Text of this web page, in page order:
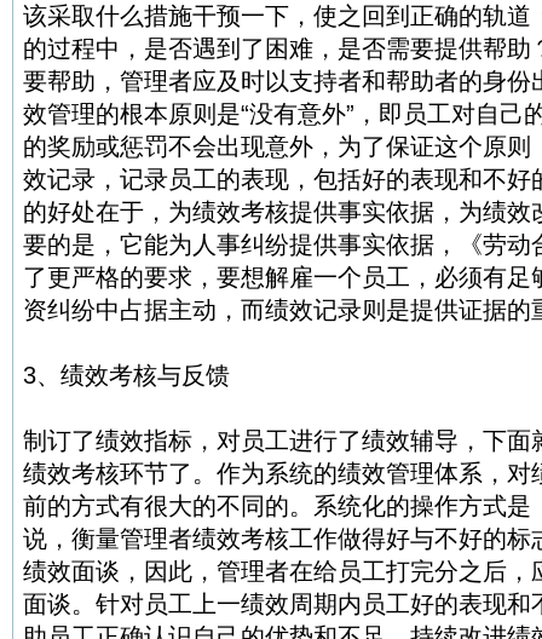
该采取什么措施干预一下，使之回到正确的轨
的过程中，是否遇到了困难，是否需要提供帮
要帮助，管理者应及时以支持者和帮助者的身
效管理的根本原则是“没有意外”，即员工对自己
的奖励或惩罚不会出现意外，为了保证这个原
效记录，记录员工的表现，包括好的表现和不好
的好处在于，为绩效考核提供事实依据，为绩
要的是，它能为人事纠纷提供事实依据，《劳动
了更严格的要求，要想解雇一个员工，必须有
资纠纷中占据主动，而绩效记录则是提供证据的
3、绩效考核与反馈
制订了绩效指标，对员工进行了绩效辅导，下面
绩效考核环节了。作为系统的绩效管理体系，对
前的方式有很大的不同的。系统化的操作方式是
说，衡量管理者绩效考核工作做得好与不好的标
绩效面谈，因此，管理者在给员工打完分之后，
面谈。针对员工上一绩效周期内员工好的表现和